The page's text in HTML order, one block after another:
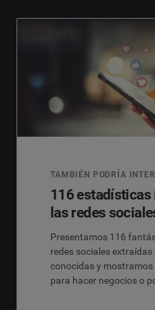
TAMBIÉN PODRÍA
116 estadísticas
las redes
Presentamos 116
redes sociales
conocidas y
para hacer negocios o